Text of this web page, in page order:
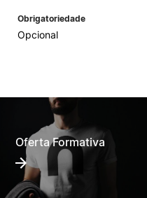
Obrigatoriedade
Opcional
Oferta Formativa